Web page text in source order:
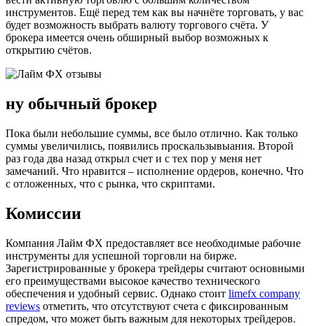
инструментов. Ещё перед тем как вы начнёте торговать, у вас
будет возможность выбрать валюту торгового счёта. У
брокера имеется очень обширный выбор возможных к
открытию счётов.
ну обычный брокер
Пока были небольшие суммы, все было отлично. Как только
суммы увеличились, появились проскальзывыания. Второй
раз года два назад открыл счет и с тех пор у меня нет
замечаний. Что нравится – исполнение ордеров, конечно. Что
с отложенных, что с рынка, что скриптами.
Комиссии
Компания Лайм ФХ предоставляет все необходимые рабочие
инструменты для успешной торговли на бирже.
Зарегистрированные у брокера трейдеры считают основными
его преимуществами высокое качество технического
обеспечения и удобный сервис. Однако стоит limefx company
reviews отметить, что отсутствуют счета с фиксированным
спредом, что может быть важным для некоторых трейдеров.